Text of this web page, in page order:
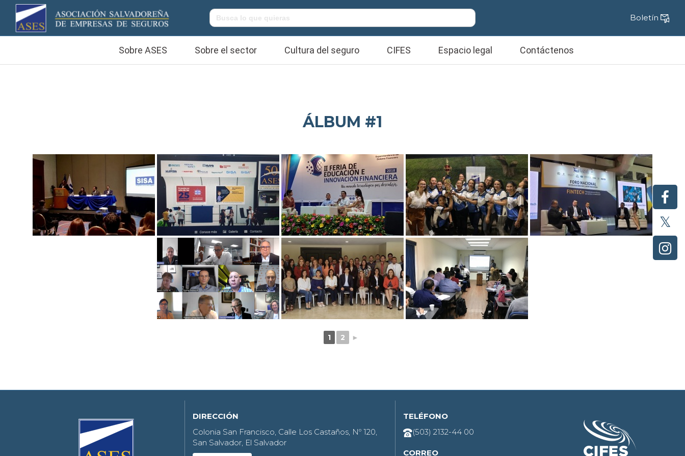
Buscar:
Boletín
Sobre ASES Sobre el sector Cultura del seguro CIFES Espacio legal Contáctenos
ÁLBUM #1
1 2 ►
DIRECCIÓN
Colonia San Francisco, Calle Los Castaños, Nº 120,
San Salvador, El Salvador
TELÉFONO
(503) 2132-44 00
CORREO